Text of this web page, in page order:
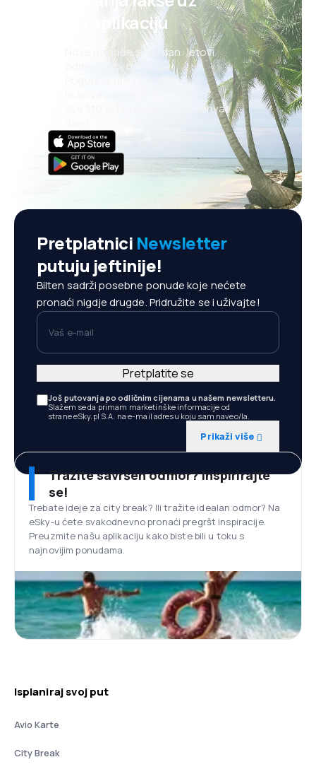
našu aplikaciju
Nove ponude svaki dan: letovi,
odmori, city break-ovi
Sve što je bitno, uvijek na dohvat
Pretplatnici Newsletter
putuju jeftinije!
Bilten sadrži posebne ponude koje nećete
pronaći nigdje drugde. Pridružite se i uživajte!
Vaš e-mail
Još putovanja po odličnim cijenama u našem newsletteru.
Slažem se da primam marketinške informacije od
strane eSky.pl S.A. na e-mail adresu koju sam naveo/la.
Prikaži više
Pretplatite se
Tražite savršen odmor? Inspirirajte
se!
Trebate ideje za city break? Ili tražite idealan odmor? Na
eSky-u ćete svakodnevno pronaći pregršt inspiracije.
Preuzmite našu aplikaciju kako biste bili u toku s
najnovijim ponudama.
Isplaniraj svoj put
Avio Karte
City Break